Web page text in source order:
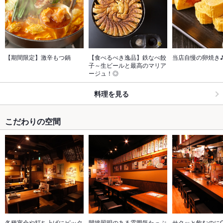
【期間限定】激辛もつ鍋
【食べるべき逸品】鉄なべ餃
子～生ビールと最高のマリア
ージュ！◎
当店自慢の卵焼き
料理を見る
こだわりの空間